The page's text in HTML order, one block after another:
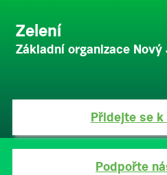
Zelení
Základní organizace Nový
Přidejte se k
Podpořte